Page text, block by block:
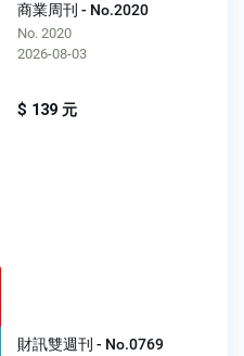
商業周刊 - No.2020
No. 2020
2026-08-03
$ 139 元
財訊雙週刊 - No.0769